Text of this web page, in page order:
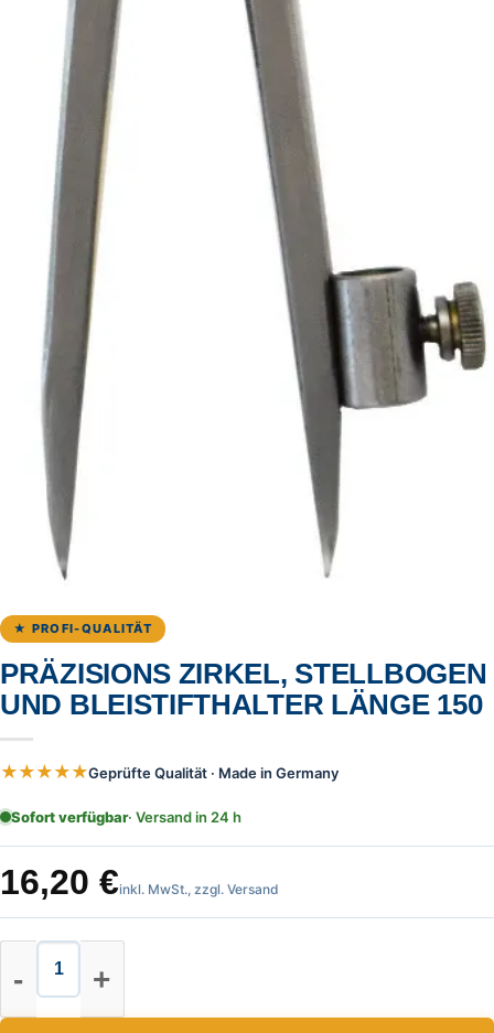
★ PROFI-QUALITÄT
PRÄZISIONS ZIRKEL, STELLBOGEN
UND BLEISTIFTHALTER LÄNGE 150
★★★★★Geprüfte Qualität · Made in Germany
Sofort verfügbar· Versand in 24 h
16,20 €inkl. MwSt., zzgl. Versand
Präzisions Zirkel, Stellbogen und